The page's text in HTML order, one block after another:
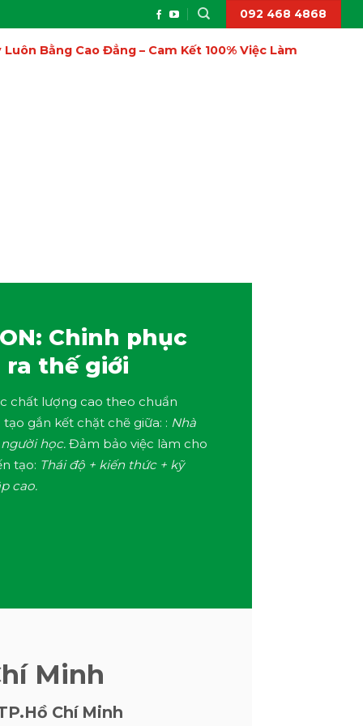
092 468 4868
Luôn Bằng Cao Đẳng – Cam Kết 100% Việc Làm
Chinh phục
ra thế giới
chất lượng cao theo chuẩn
gắn kết chặt chẽ giữa: : Nhà
học. Đảm bảo việc làm cho
tạo: Thái độ + kiến thức + kỹ
cao.
Minh
Chí Minh